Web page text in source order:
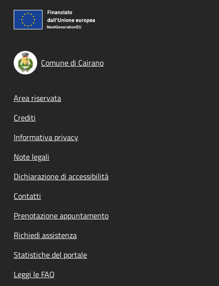
Comune di Cairano
Footer menu
Area riservata
Crediti
Informativa privacy
Note legali
Dichiarazione di accessibilità
Contatti
Prenotazione appuntamento
Richiedi assistenza
Statistiche del portale
Leggi le FAQ